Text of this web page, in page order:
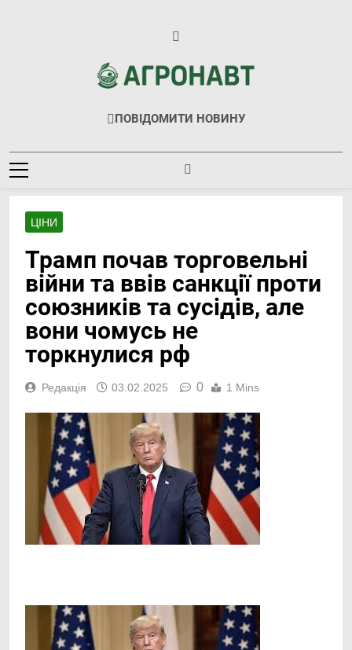
Агронавт
Новини Українського Агробізнесу
ПОВІДОМИТИ НОВИНУ
ЦІНИ
Трамп почав торговельні
війни та ввів санкції проти
союзників та сусідів, але
вони чомусь не
торкнулися рф
Редакція 03.02.2025 0 1 Mins
Link